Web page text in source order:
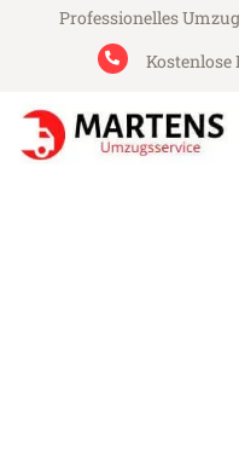
Professionelles
Kostenlose